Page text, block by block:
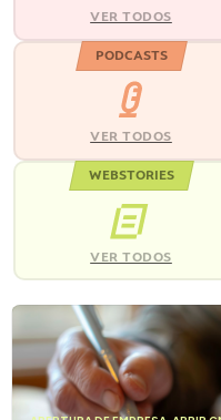
VER TODOS
PODCASTS
VER TODOS
WEBSTORIES
VER TODOS